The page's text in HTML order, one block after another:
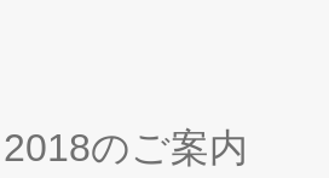
のご案内